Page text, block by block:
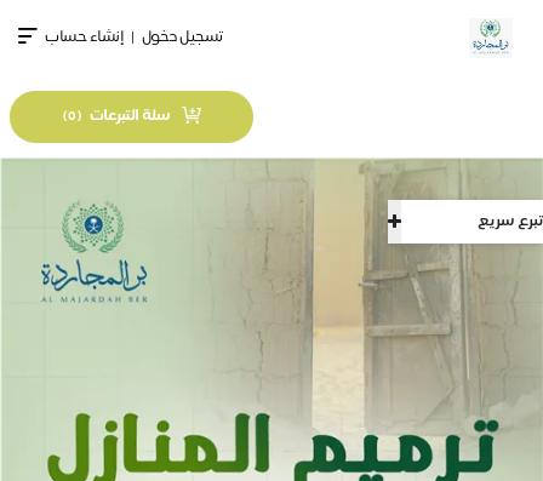
تبرع سريع
تسجيل دخول | إنشاء حساب
سلة التبرعات (
0
)